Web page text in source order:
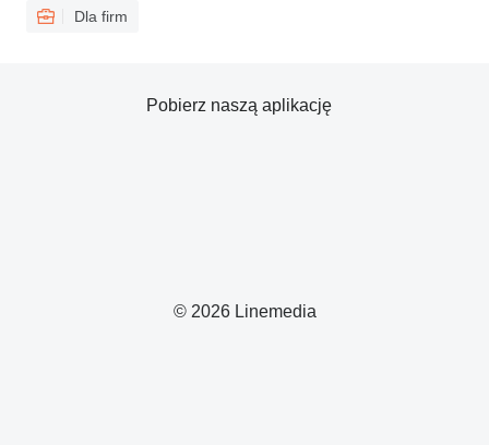
Dla firm
© 2026 Linemedia
Pobierz naszą aplikację